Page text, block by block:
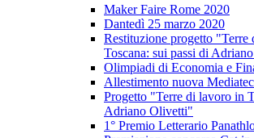
Maker Faire Rome 2020
Dantedì 25 marzo 2020
Restituzione progetto "Terre
Toscana: sui passi di
Olimpiadi di Economia e
Allestimento nuova
Progetto "Terre di lavoro in
Adriano Olivetti"
1° Premio Letterario